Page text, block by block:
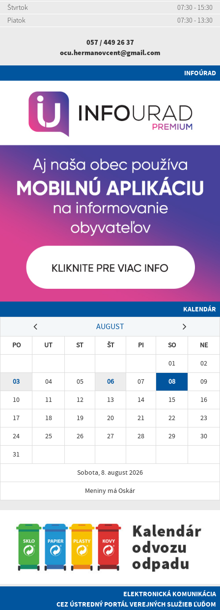
Štvrtok
07:30 - 15:30
Piatok
07:30 - 13:30
057 / 449 26 37
ocu.hermanovcent@gmail.com
INFOÚRAD
KALENDÁR
AUGUST
PO UT ST ŠT PI SO
NE
01
02
03
04 05 06 07 08
09
10
11 12 13 14 15
16
17
18 19 20 21 22
23
24
25 26 27 28 29
30
31
Sobota, 8. august 2026
Meniny má Oskár
ELEKTRONICKÁ KOMUNIKÁCIA
CEZ ÚSTREDNÝ PORTÁL VEREJNÝCH SLUŽIEB ĽUĎOM